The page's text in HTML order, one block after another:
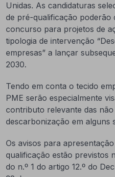
Unidas. As candidaturas
de pré-qualificação poderão
concurso para projetos de
tipologia de intervenção
empresas” a lançar
2030.
Tendo em conta o tecido
PME serão especialmente
contributo relevante das
descarbonização em alguns
Os avisos para
qualificação estão previstos
do n.º 1 do artigo 12.º do